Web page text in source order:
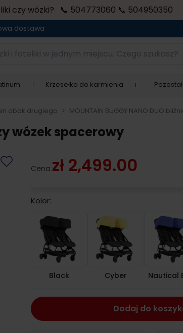
czy wózki? 📞 504773060 📞 504950350
dostawa
i foteliki w jednym miejscu. Czego szukasz?
Krzesełka do karmienia
obok drugiego > MOUNTAIN BUGGY NANO DUO
wózek spacerowy
Cena:zł 2,499.00
Kolor:
Black
Black
Cyber
Cyber Nautical
Dodaj do